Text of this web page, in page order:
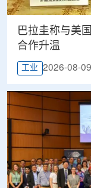
巴拉圭称与美
合作升温
工业 2026-08-09